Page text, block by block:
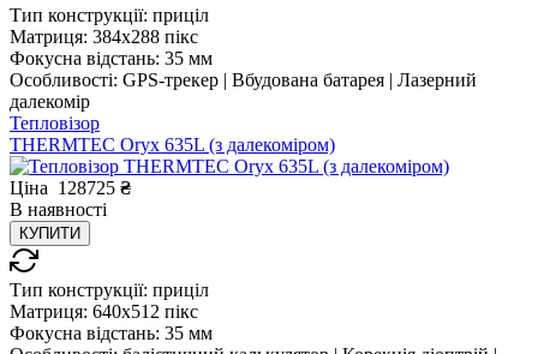
Тип конструкції: приціл
Матриця: 384x288 пікс
Фокусна відстань: 35 мм
Особливості: GPS-трекер | Вбудована батарея | Лазерний
далекомір
Тепловізор
THERMTEC Oryx 635L (з далекоміром)
Ціна 128725 ₴
В наявності
КУПИТИ
Тип конструкції: приціл
Матриця: 640x512 пікс
Фокусна відстань: 35 мм